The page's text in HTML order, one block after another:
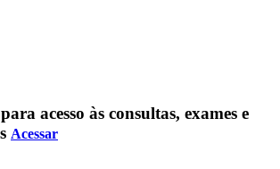
acesso às consultas, exames e
Acessar